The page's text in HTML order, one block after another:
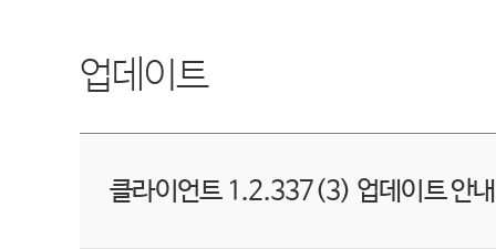
업데이트
클라이언트 1.2.337(3) 업데이트 안내